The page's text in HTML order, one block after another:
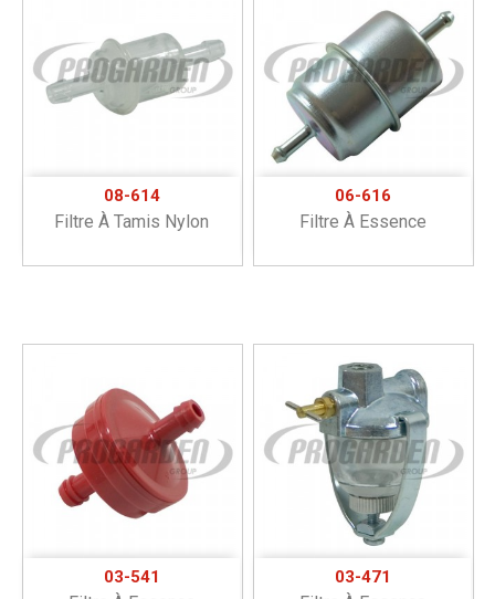
08-614
Filtre À Tamis Nylon
06-616
Filtre À Essence
03-541 03-471